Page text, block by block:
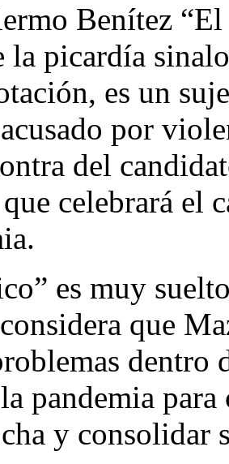
Benítez “El
la picardía
es un
por
del
celebrará el
es muy
que
dentro
pandemia
y consolidar